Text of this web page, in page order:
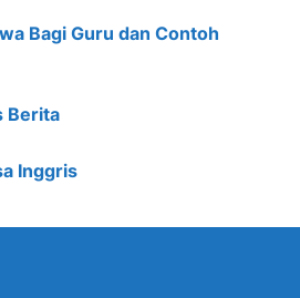
Bagi Guru dan Contoh
Berita
Inggris